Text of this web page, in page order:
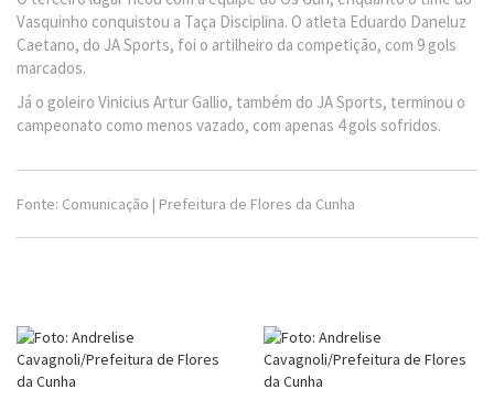
Vasquinho conquistou a Taça Disciplina. O atleta Eduardo Daneluz
Caetano, do JA Sports, foi o artilheiro da competição, com 9 gols
marcados.
Já o goleiro Vinicius Artur Gallio, também do JA Sports, terminou o
campeonato como menos vazado, com apenas 4 gols sofridos.
Fonte: Comunicação | Prefeitura de Flores da Cunha